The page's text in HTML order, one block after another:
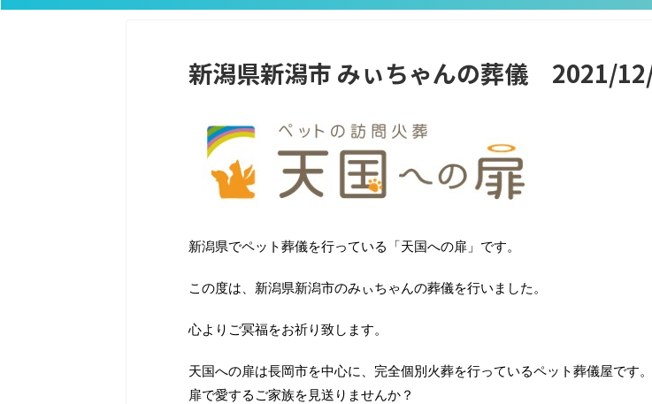
新潟県新潟市 みぃちゃんの葬儀 2021/
新潟県でペット葬儀を行っている「天国への扉」です。
この度は、新潟県新潟市のみぃちゃんの葬儀を行いました。
心よりご冥福をお祈り致します。
天国への扉は長岡市を中心に、完全個別火葬を行っているペット葬儀屋です
扉で愛するご家族を見送りませんか？